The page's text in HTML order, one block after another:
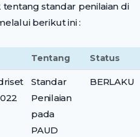
standar penilaian di
berikut ini :
Tentang Status
Standar
Penilaian
pada
PAUD
BERLAKU